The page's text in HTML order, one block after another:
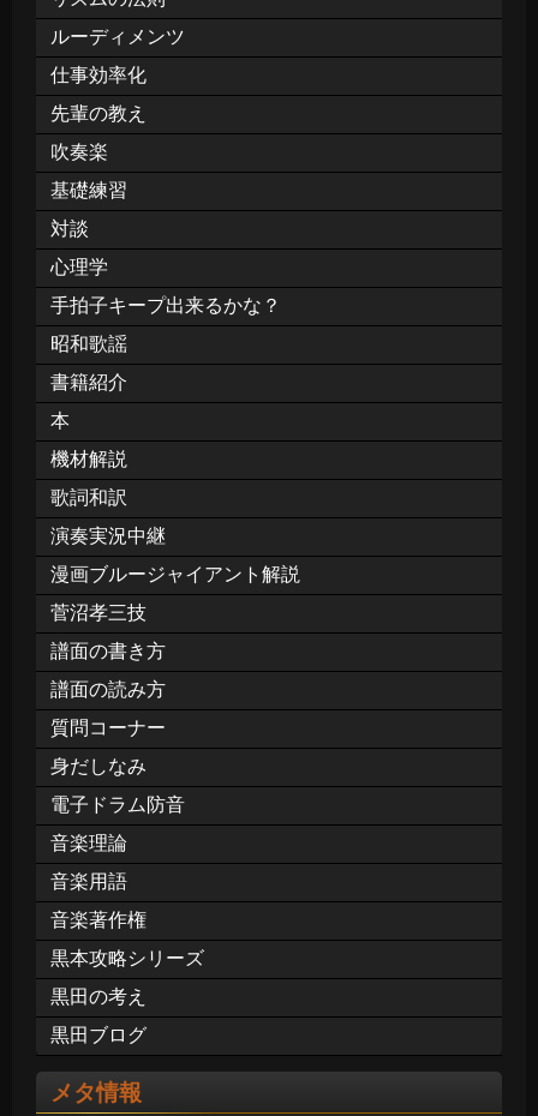
ルーディメンツ
仕事効率化
先輩の教え
吹奏楽
基礎練習
対談
心理学
手拍子キープ出来るかな？
昭和歌謡
書籍紹介
本
機材解説
歌詞和訳
演奏実況中継
漫画ブルージャイアント解説
菅沼孝三技
譜面の書き方
譜面の読み方
質問コーナー
身だしなみ
電子ドラム防音
音楽理論
音楽用語
音楽著作権
黒本攻略シリーズ
黒田の考え
黒田ブログ
メタ情報